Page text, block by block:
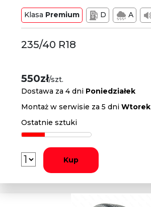
Klasa Premium D A
235/40 R18
550zł/szt.
Dostawa za 4 dni Poniedziałek
Montaż w serwisie za 5 dniWtorek
Ostatnie sztuki
Kup